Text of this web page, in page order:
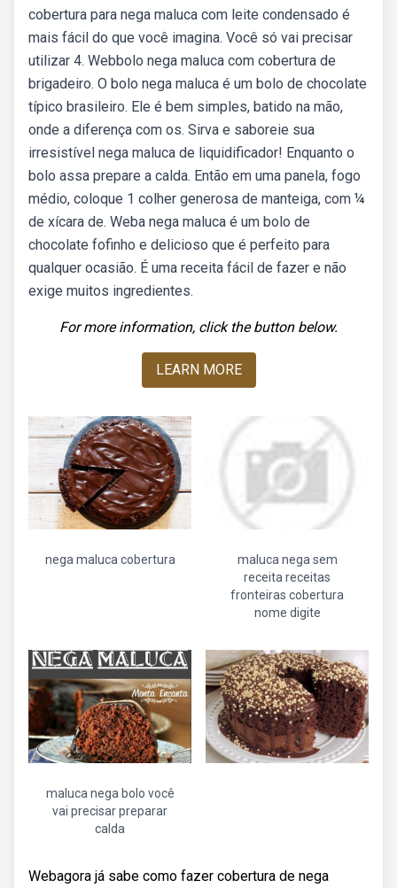
cobertura para nega maluca com leite condensado é
mais fácil do que você imagina. Você só vai precisar
utilizar 4. Webbolo nega maluca com cobertura de
brigadeiro. O bolo nega maluca é um bolo de chocolate
típico brasileiro. Ele é bem simples, batido na mão,
onde a diferença com os. Sirva e saboreie sua
irresistível nega maluca de liquidificador! Enquanto o
bolo assa prepare a calda. Então em uma panela, fogo
médio, coloque 1 colher generosa de manteiga, com ¼
de xícara de. Weba nega maluca é um bolo de
chocolate fofinho e delicioso que é perfeito para
qualquer ocasião. É uma receita fácil de fazer e não
exige muitos ingredientes.
For more information, click the button below.
LEARN MORE
nega maluca cobertura
maluca nega sem
receita receitas
fronteiras cobertura
nome digite
maluca nega bolo você
vai precisar preparar
calda
Webagora já sabe como fazer cobertura de nega